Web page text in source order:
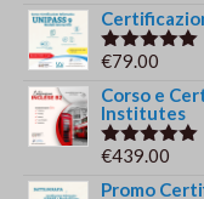
Valutato
€79.00
Corso e
Institutes
Valutato
€439.00
Promo